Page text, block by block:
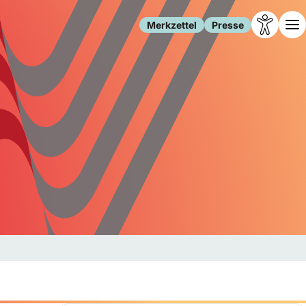
Merkzettel Presse
Leben
Familie
Freizeit
Gesundheit
Internet
Gesellschaft
Forschung
Migration
Polizei